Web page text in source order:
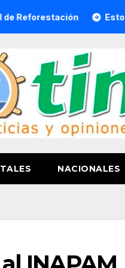
Esto es lo que
NACIONALES